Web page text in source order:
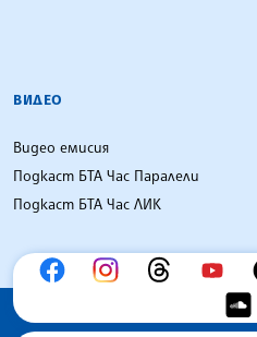
ВИДЕО
Видео емисия
Подкаст БТА Час Паралели
Подкаст БТА Час ЛИК